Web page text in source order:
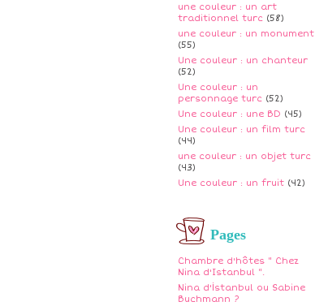
une couleur : un art
traditionnel turc (58)
une couleur : un monument
(55)
Une couleur : un chanteur
(52)
Une couleur : un
personnage turc (52)
Une couleur : une BD (45)
Une couleur : un film turc
(44)
une couleur : un objet turc
(43)
Une couleur : un fruit (42)
Pages
Chambre d'hôtes " Chez
Nina d'Istanbul ".
Nina d'İstanbul ou Sabine
Buchmann ?